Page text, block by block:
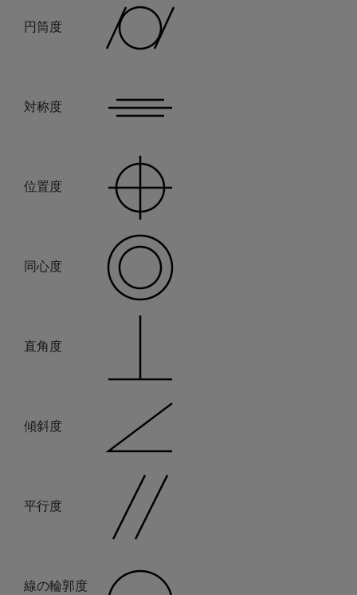
円筒度
対称度
位置度
同心度
直角度
傾斜度
平行度
線の輪郭度